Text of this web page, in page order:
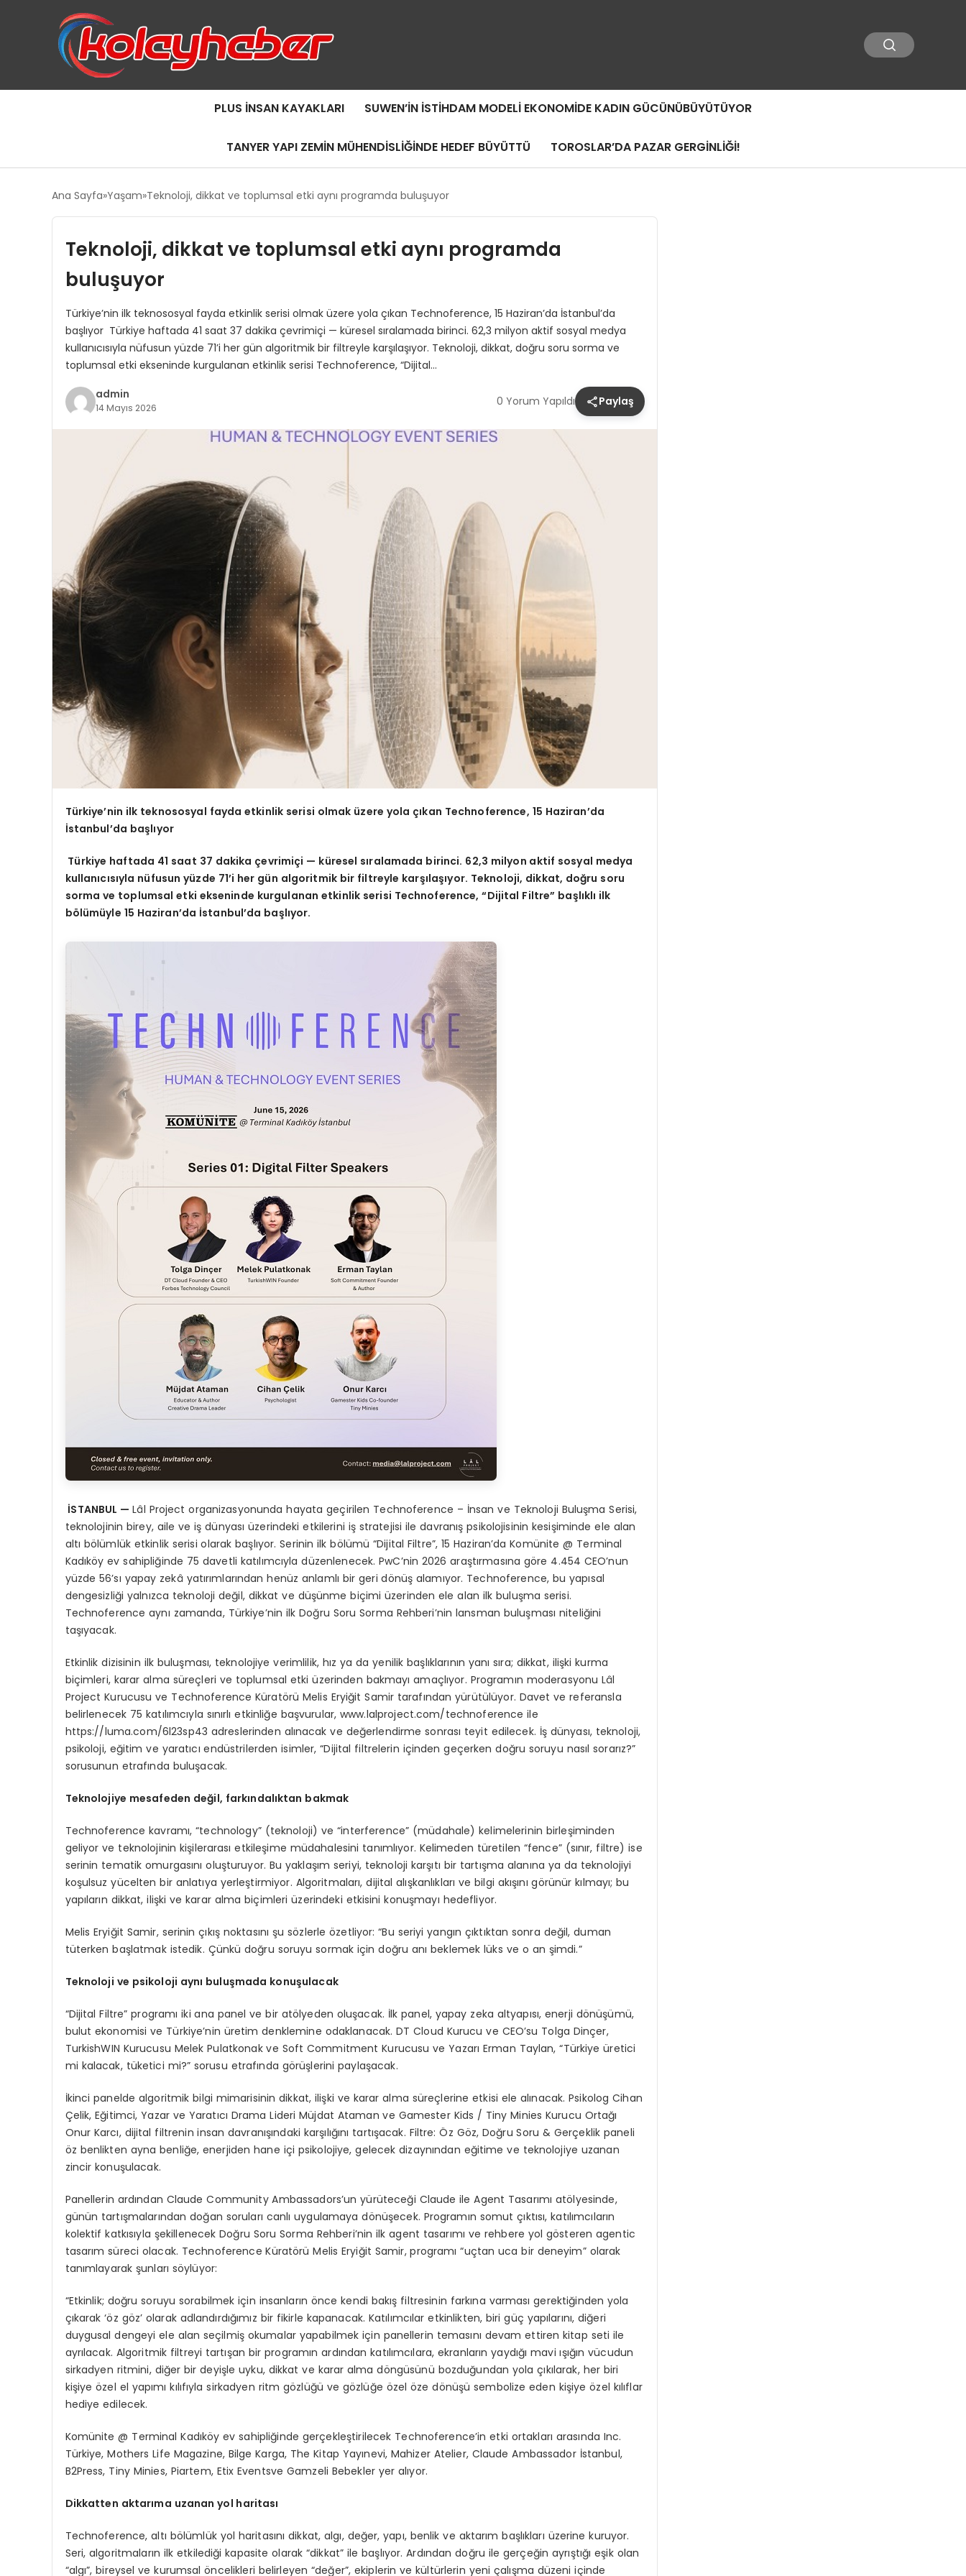
PLUS İNSAN KAYAKLARI SUWEN’IN İSTIHDAM MODELI EKONOMIDE KADIN GÜCÜNÜBÜYÜTÜYOR
TANYER YAPI ZEMIN MÜHENDISLIĞINDE HEDEF BÜYÜTTÜ TOROSLAR’DA PAZAR GERGİNLİĞİ!
Ana Sayfa Yaşam Teknoloji, dikkat ve toplumsal etki aynı programda buluşuyor
Teknoloji, dikkat ve toplumsal etki aynı programda
buluşuyor
Türkiye’nin ilk teknososyal fayda etkinlik serisi olmak üzere yola çıkan Technoference, 15 Haziran’da İstanbul’da
başlıyor Türkiye haftada 41 saat 37 dakika çevrimiçi — küresel sıralamada birinci. 62,3 milyon aktif sosyal medya
kullanıcısıyla nüfusun yüzde 71’i her gün algoritmik bir filtreyle karşılaşıyor. Teknoloji, dikkat, doğru soru sorma ve
toplumsal etki ekseninde kurgulanan etkinlik serisi Technoference, “Dijital…
admin
14 Mayıs 2026 0 Yorum Yapıldı Paylaş
Türkiye’nin ilk teknososyal fayda etkinlik serisi olmak üzere yola çıkan Technoference, 15 Haziran’da
İstanbul’da başlıyor
Türkiye haftada 41 saat 37 dakika çevrimiçi — küresel sıralamada birinci. 62,3 milyon aktif sosyal medya
kullanıcısıyla nüfusun yüzde 71’i her gün algoritmik bir filtreyle karşılaşıyor. Teknoloji, dikkat, doğru soru
sorma ve toplumsal etki ekseninde kurgulanan etkinlik serisi Technoference, “Dijital Filtre” başlıklı ilk
bölümüyle 15 Haziran’da İstanbul’da başlıyor.
İSTANBUL —Lâl Project organizasyonunda hayata geçirilen Technoference – İnsan ve Teknoloji Buluşma Serisi,
teknolojinin birey, aile ve iş dünyası üzerindeki etkilerini iş stratejisi ile davranış psikolojisinin kesişiminde ele alan
altı bölümlük etkinlik serisi olarak başlıyor. Serinin ilk bölümü “Dijital Filtre”, 15 Haziran’da Komünite @ Terminal
Kadıköy ev sahipliğinde 75 davetli katılımcıyla düzenlenecek. PwC’nin 2026 araştırmasına göre 4.454 CEO’nun
yüzde 56’sı yapay zekâ yatırımlarından henüz anlamlı bir geri dönüş alamıyor. Technoference, bu yapısal
dengesizliği yalnızca teknoloji değil, dikkat ve düşünme biçimi üzerinden ele alan ilk buluşma serisi.
Technoference aynı zamanda, Türkiye’nin ilk Doğru Soru Sorma Rehberi’nin lansman buluşması niteliğini
taşıyacak.
Etkinlik dizisinin ilk buluşması, teknolojiye verimlilik, hız ya da yenilik başlıklarının yanı sıra; dikkat, ilişki kurma
biçimleri, karar alma süreçleri ve toplumsal etki üzerinden bakmayı amaçlıyor. Programın moderasyonu Lâl
Project Kurucusu ve Technoference Küratörü Melis Eryiğit Samir tarafından yürütülüyor. Davet ve referansla
belirlenecek 75 katılımcıyla sınırlı etkinliğe başvurular, www.lalproject.com/technoference ile
https://luma.com/6l23sp43 adreslerinden alınacak ve değerlendirme sonrası teyit edilecek. İş dünyası, teknoloji,
psikoloji, eğitim ve yaratıcı endüstrilerden isimler, “Dijital filtrelerin içinden geçerken doğru soruyu nasıl sorarız?”
sorusunun etrafında buluşacak.
Teknolojiye mesafeden değil, farkındalıktan bakmak
Technoference kavramı, “technology” (teknoloji) ve “interference” (müdahale) kelimelerinin birleşiminden
geliyor ve teknolojinin kişilerarası etkileşime müdahalesini tanımlıyor. Kelimeden türetilen “fence” (sınır, filtre) ise
serinin tematik omurgasını oluşturuyor. Bu yaklaşım seriyi, teknoloji karşıtı bir tartışma alanına ya da teknolojiyi
koşulsuz yücelten bir anlatıya yerleştirmiyor. Algoritmaları, dijital alışkanlıkları ve bilgi akışını görünür kılmayı; bu
yapıların dikkat, ilişki ve karar alma biçimleri üzerindeki etkisini konuşmayı hedefliyor.
Melis Eryiğit Samir, serinin çıkış noktasını şu sözlerle özetliyor: “Bu seriyi yangın çıktıktan sonra değil, duman
tüterken başlatmak istedik. Çünkü doğru soruyu sormak için doğru anı beklemek lüks ve o an şimdi.”
Teknoloji ve psikoloji aynı buluşmada konuşulacak
“Dijital Filtre” programı iki ana panel ve bir atölyeden oluşacak. İlk panel, yapay zeka altyapısı, enerji dönüşümü,
bulut ekonomisi ve Türkiye’nin üretim denklemine odaklanacak. DT Cloud Kurucu ve CEO’su Tolga Dinçer,
TurkishWIN Kurucusu Melek Pulatkonak ve Soft Commitment Kurucusu ve Yazarı Erman Taylan, “Türkiye üretici
mi kalacak, tüketici mi?” sorusu etrafında görüşlerini paylaşacak.
İkinci panelde algoritmik bilgi mimarisinin dikkat, ilişki ve karar alma süreçlerine etkisi ele alınacak. Psikolog Cihan
Çelik, Eğitimci, Yazar ve Yaratıcı Drama Lideri Müjdat Ataman ve Gamester Kids / Tiny Minies Kurucu Ortağı
Onur Karcı, dijital filtrenin insan davranışındaki karşılığını tartışacak. Filtre: Öz Göz, Doğru Soru & Gerçeklik paneli
öz benlikten ayna benliğe, enerjiden hane içi psikolojiye, gelecek dizaynından eğitime ve teknolojiye uzanan
zincir konuşulacak.
Panellerin ardından Claude Community Ambassadors’un yürüteceği Claude ile Agent Tasarımı atölyesinde,
günün tartışmalarından doğan soruları canlı uygulamaya dönüşecek. Programın somut çıktısı, katılımcıların
kolektif katkısıyla şekillenecek Doğru Soru Sorma Rehberi’nin ilk agent tasarımı ve rehbere yol gösteren agentic
tasarım süreci olacak. Technoference Küratörü Melis Eryiğit Samir, programı “uçtan uca bir deneyim” olarak
tanımlayarak şunları söylüyor:
“Etkinlik; doğru soruyu sorabilmek için insanların önce kendi bakış filtresinin farkına varması gerektiğinden yola
çıkarak ‘öz göz’ olarak adlandırdığımız bir fikirle kapanacak. Katılımcılar etkinlikten, biri güç yapılarını, diğeri
duygusal dengeyi ele alan seçilmiş okumalar yapabilmek için panellerin temasını devam ettiren kitap seti ile
ayrılacak. Algoritmik filtreyi tartışan bir programın ardından katılımcılara, ekranların yaydığı mavi ışığın vücudun
sirkadyen ritmini, diğer bir deyişle uyku, dikkat ve karar alma döngüsünü bozduğundan yola çıkılarak, her biri
kişiye özel el yapımı kılıfıyla sirkadyen ritm gözlüğü ve gözlüğe özel öze dönüşü sembolize eden kişiye özel kılıflar
hediye edilecek.
Komünite @ Terminal Kadıköy ev sahipliğinde gerçekleştirilecek Technoference’in etki ortakları arasında Inc.
Türkiye, Mothers Life Magazine, Bilge Karga, The Kitap Yayınevi, Mahizer Atelier, Claude Ambassador İstanbul,
B2Press, Tiny Minies, Piartem, Etix Eventsve Gamzeli Bebekler yer alıyor.
Dikkatten aktarıma uzanan yol haritası
Technoference, altı bölümlük yol haritasını dikkat, algı, değer, yapı, benlik ve aktarım başlıkları üzerine kuruyor.
Seri, algoritmaların ilk etkilediği kapasite olarak “dikkat” ile başlıyor. Ardından doğru ile gerçeğin ayrıştığı eşik olan
“algı”, bireysel ve kurumsal öncelikleri belirleyen “değer”, ekiplerin ve kültürlerin yeni çalışma düzeni içinde